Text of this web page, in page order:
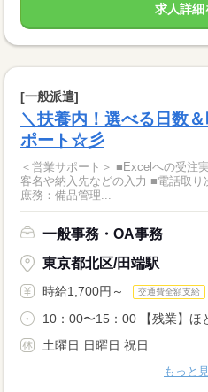
求人詳細
[一般派遣]
＼扶養内！選べる日数
ポート☆彡
＜営業サポート＞ ■Excelへの受注
客名や納入先などの入力 ■電話取
庶務：備品管理...
一般事務・OA事務
東京都北区/田端駅
時給1,700円～ 交通費全額支給
10：00〜15：00 【残業】ほ
土曜日 日曜日 祝日
もっと